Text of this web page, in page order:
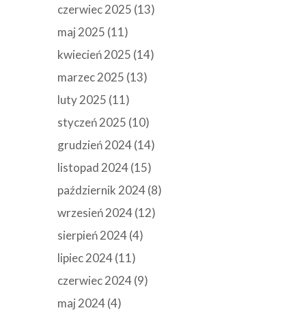
czerwiec 2025 (13)
maj 2025 (11)
kwiecień 2025 (14)
marzec 2025 (13)
luty 2025 (11)
styczeń 2025 (10)
grudzień 2024(14)
listopad 2024(15)
październik 2024(8)
wrzesień 2024(12)
sierpień 2024(4)
lipiec 2024(11)
czerwiec 2024(9)
maj 2024(4)